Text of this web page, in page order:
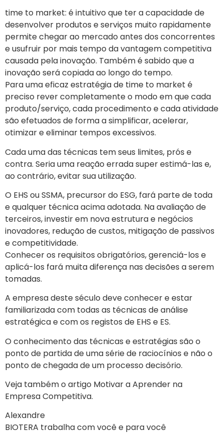
time to market: é intuitivo que ter a capacidade de
desenvolver produtos e serviços muito rapidamente
permite chegar ao mercado antes dos concorrentes
e usufruir por mais tempo da vantagem competitiva
causada pela inovação. Também é sabido que a
inovação será copiada ao longo do tempo.
Para uma eficaz estratégia de time to market é
preciso rever completamente o modo em que cada
produto/serviço, cada procedimento e cada atividade
são efetuados de forma a simplificar, acelerar,
otimizar e eliminar tempos excessivos.
Cada uma das técnicas tem seus limites, prós e
contra. Seria uma reação errada super estimá-las e,
ao contrário, evitar sua utilização.
O EHS ou SSMA, precursor do ESG, fará parte de toda
e qualquer técnica acima adotada. Na avaliação de
terceiros, investir em nova estrutura e negócios
inovadores, redução de custos, mitigação de passivos
e competitividade.
Conhecer os requisitos obrigatórios, gerenciá-los e
aplicá-los fará muita diferença nas decisões a serem
tomadas.
A empresa deste século deve conhecer e estar
familiarizada com todas as técnicas de análise
estratégica e com os registos de EHS e ES.
O conhecimento das técnicas e estratégias são o
ponto de partida de uma série de raciocínios e não o
ponto de chegada de um processo decisório.
Veja também o artigo Motivar a Aprender na
Empresa Competitiva.
Alexandre
BIOTERA trabalha com você e para você